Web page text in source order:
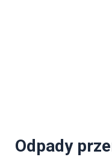
Odpady